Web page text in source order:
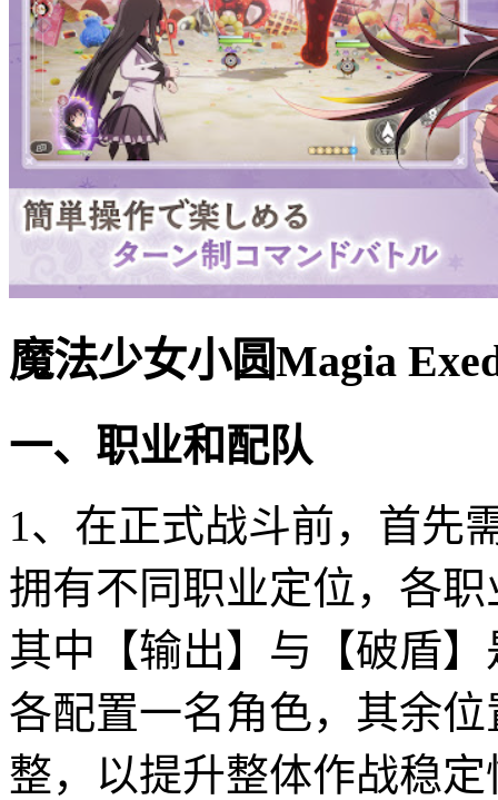
魔法少女小圆Magia
一、职业和配队
1、在正式战斗前，首先
拥有不同职业定位，各
其中【输出】与【破盾
各配置一名角色，其余
整，以提升整体作战稳定